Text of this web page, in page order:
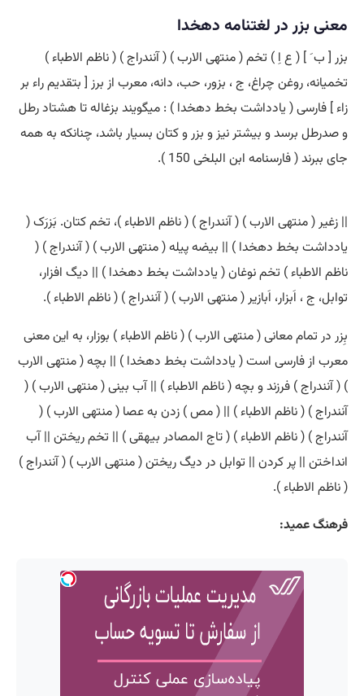
معنی بزر در لغتنامه دهخدا
بزر [ ب َ ] ( ع اِ ) تخم ( منتهی الارب ) ( آنندراج ) ( ناظم الاطباء )
تخمیانه، روغن چراغ، ج ، بزور، حب، دانه، معرب از برز [ بتقدیم راء بر
زاء ] فارسی ( یادداشت بخط دهخدا ) : میگویند بزغاله تا هشتاد رطل
و صدرطل برسد و بیشتر نیز و بزر و کتان بسیار باشد، چنانکه به همه
جای ببرند ( فارسنامه ابن البلخی 150 ).
|| زغیر ( منتهی الارب ) ( آنندراج ) ( ناظم الاطباء )، تخم کتان. بَزرَک (
یادداشت بخط دهخدا ) || بیضه پیله ( منتهی الارب ) ( آنندراج ) (
ناظم الاطباء ) تخم نوغان ( یادداشت بخط دهخدا ) || دیگ افزار،
توابل، ج ، اَبزار، اَبازیر ( منتهی الارب ) ( آنندراج ) ( ناظم الاطباء ).
بِزر در تمام معانی ( منتهی الارب ) ( ناظم الاطباء ) بوزار، به این معنی
معرب از فارسی است ( یادداشت بخط دهخدا ) || بچه ( منتهی الارب
) ( آنندراج ) فرزند و بچه ( ناظم الاطباء ) || آب بینی ( منتهی الارب ) (
آنندراج ) ( ناظم الاطباء ) || ( مص ) زدن به عصا ( منتهی الارب ) (
آنندراج ) ( ناظم الاطباء ) ( تاج المصادر بیهقی ) || تخم ریختن || آب
انداختن || پر کردن || توابل در دیگ ریختن ( منتهی الارب ) ( آنندراج )
( ناظم الاطباء ).
فرهنگ عمید: